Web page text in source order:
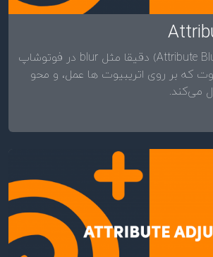
🌀 اتریبیوت بٍلر (Attribute Blur) دقیقا مثل blur در فوتوشاپ
که بر روی اتریبیوت ها عمل، و محو
می‌کند.